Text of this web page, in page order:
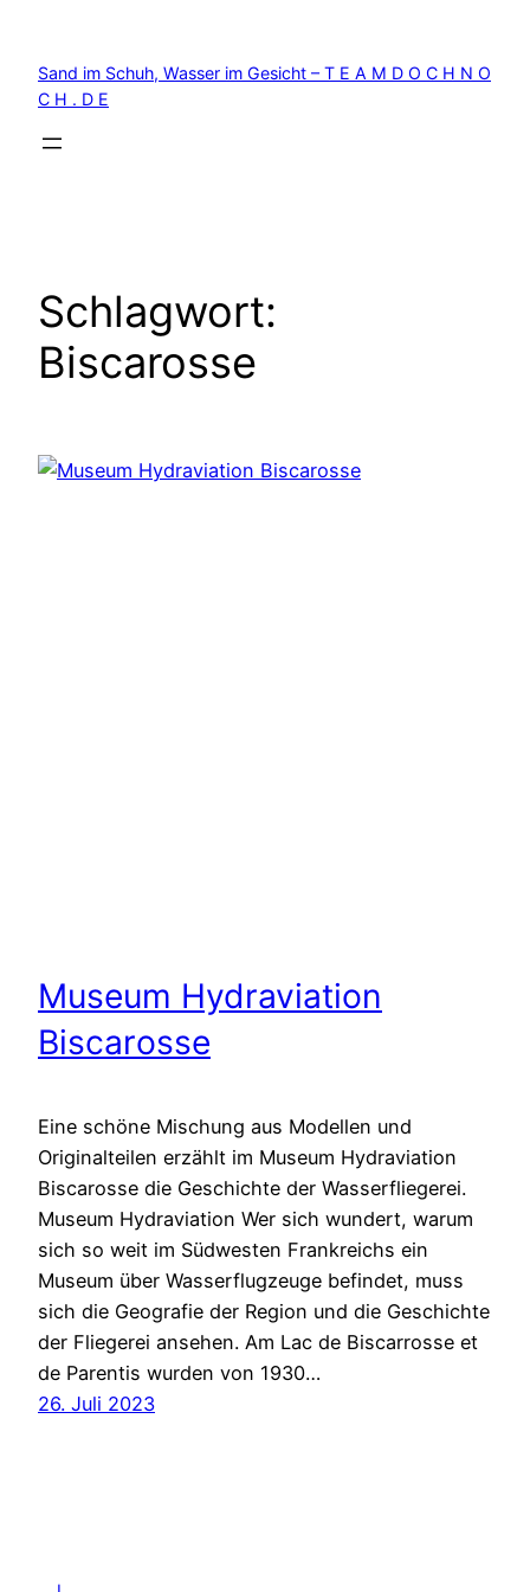
springen
Sand im Schuh, Wasser im Gesicht – T E A M D O C H N O
C H . D E
Schlagwort:
Biscarosse
Museum Hydraviation
Biscarosse
Eine schöne Mischung aus Modellen und
Originalteilen erzählt im Museum Hydraviation
Biscarosse die Geschichte der Wasserfliegerei.
Museum Hydraviation Wer sich wundert, warum
sich so weit im Südwesten Frankreichs ein
Museum über Wasserflugzeuge befindet, muss
sich die Geografie der Region und die Geschichte
der Fliegerei ansehen. Am Lac de Biscarrosse et
de Parentis wurden von 1930…
26. Juli 2023